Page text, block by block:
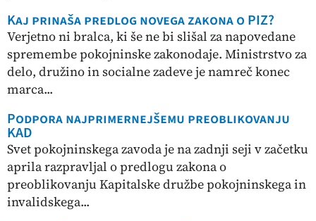
Kaj prinaša predlog novega zakona o PIZ?
Verjetno ni bralca, ki še ne bi slišal za napovedane
spremembe pokojninske zakonodaje. Ministrstvo za
delo, družino in socialne zadeve je namreč konec
marca...
Podpora najprimernejšemu preoblikovanju
KAD
Svet pokojninskega zavoda je na zadnji seji v začetku
aprila razpravljal o predlogu zakona o
preoblikovanju Kapitalske družbe pokojninskega in
invalidskega...